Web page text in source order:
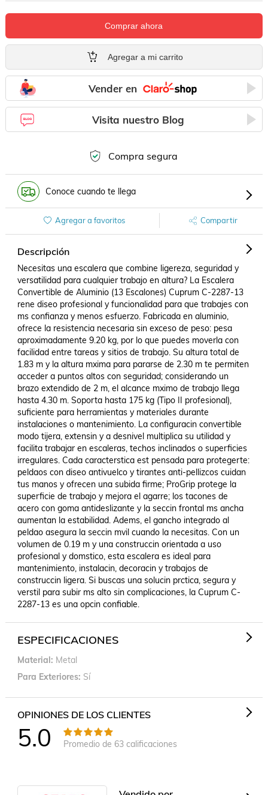
Comprar ahora
Agregar a mi carrito
Vender en
Visita nuestro Blog
Compra segura
Conoce cuando te llega
Agregar a favoritos Compartir
Descripción
Necesitas una escalera que combine ligereza, seguridad y
versatilidad para cualquier trabajo en altura? La Escalera
Convertible de Aluminio (13 Escalones) Cuprum C-2287-13
rene diseo profesional y funcionalidad para que trabajes con
ms confianza y menos esfuerzo. Fabricada en aluminio,
ofrece la resistencia necesaria sin exceso de peso: pesa
aproximadamente 9.20 kg, por lo que puedes moverla con
facilidad entre tareas y sitios de trabajo. Su altura total de
1.83 m y la altura mxima para pararse de 2.30 m te permiten
acceder a puntos altos con seguridad; considerando un
brazo extendido de 2 m, el alcance mximo de trabajo llega
hasta 4.30 m. Soporta hasta 175 kg (Tipo II profesional),
suficiente para herramientas y materiales durante
instalaciones o mantenimiento. La configuracin convertible
modo tijera, extensin y a desnivel multiplica su utilidad y
facilita trabajar en escaleras, techos inclinados o superficies
irregulares. Cada caracterstica est pensada para protegerte:
peldaos con diseo antivuelco y tirantes anti-pellizcos cuidan
tus manos y ofrecen una subida firme; ProGrip protege la
superficie de trabajo y mejora el agarre; los tacones de
acero con goma antideslizante y la seccin frontal ms ancha
aumentan la estabilidad. Adems, el gancho integrado al
peldao asegura la seccin mvil cuando la necesitas. Con un
volumen de 0.19 m y una construccin orientada a uso
profesional y domstico, esta escalera es ideal para
mantenimiento, instalacin, decoracin y trabajos de
construccin ligera. Si buscas una solucin prctica, segura y
verstil para subir ms alto sin complicaciones, la Cuprum C-
2287-13 es una opcin confiable.
ESPECIFICACIONES
Material Metal
Para Exteriores Sí
OPINIONES DE LOS CLIENTES
5.0 Promedio de 63calificaciones